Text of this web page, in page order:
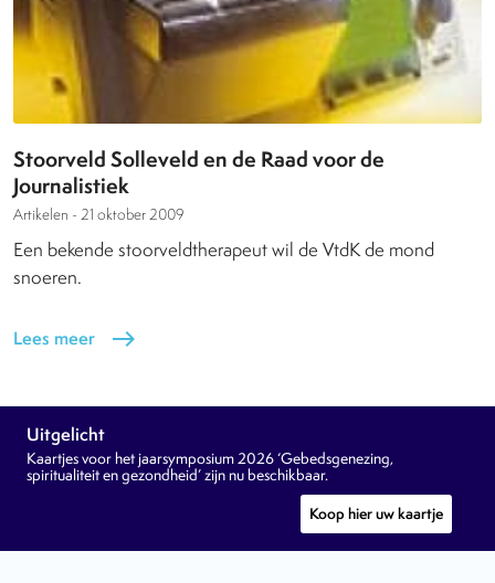
Stoorveld Solleveld en de Raad voor de
Journalistiek
Artikelen - 21 oktober 2009
Een bekende stoorveldtherapeut wil de VtdK de mond
snoeren.
Lees meer east
Uitgelicht
Kaartjes voor het jaarsymposium 2026 ‘Gebedsgenezing,
spiritualiteit en gezondheid’ zijn nu beschikbaar.
Koop hier uw kaartje